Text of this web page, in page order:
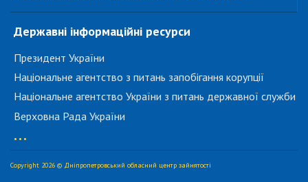
Державні інформаційні ресурси
Президент України
Національне агентство з питань запобігання корупції
Національне агентство України з питань державної служби
Верховна Рада України
...
Copyright 2026 © Дніпропетровський обласний центр зайнятості